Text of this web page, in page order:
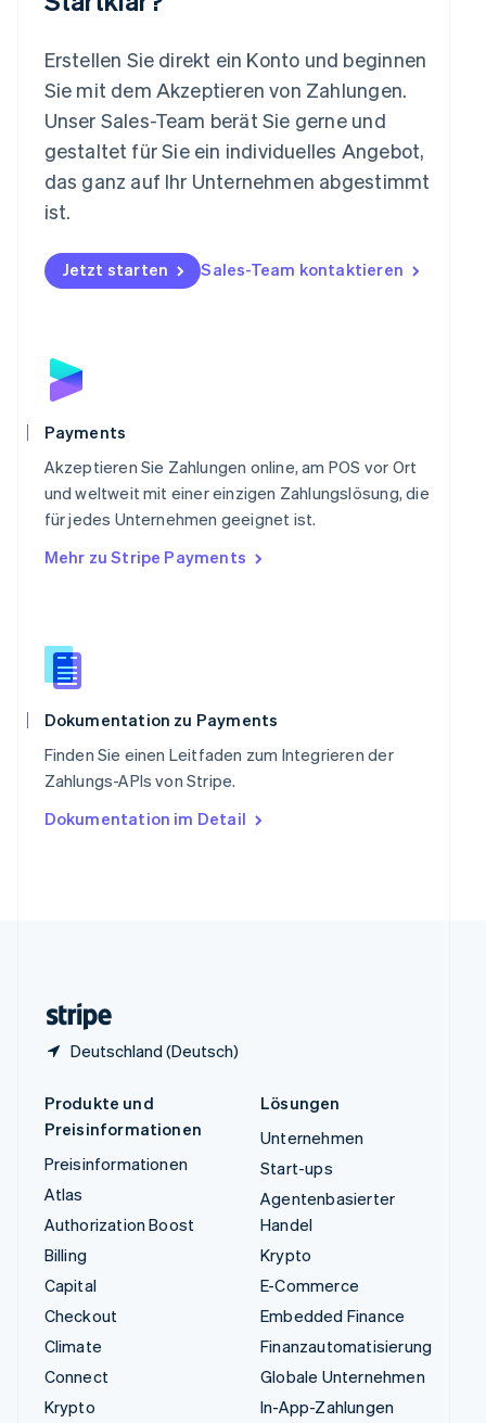
Erstellen Sie direkt ein Konto und beginnen
Sie mit dem Akzeptieren von Zahlungen.
Unser Sales-Team berät Sie gerne und
gestaltet für Sie ein individuelles Angebot,
das ganz auf Ihr Unternehmen abgestimmt
ist.
Jetzt starten Sales-Team kontaktieren
Payments
Akzeptieren Sie Zahlungen online, am POS vor Ort
und weltweit mit einer einzigen Zahlungslösung, die
für jedes Unternehmen geeignet ist.
Mehr zu Stripe Payments
Dokumentation zu Payments
Finden Sie einen Leitfaden zum Integrieren der
Zahlungs-APIs von Stripe.
Dokumentation im Detail
Deutschland (Deutsch)
Español English
Neuseeland
English
Niederlande
Norwegen
English
Polen
English
Portugal
Schweden
Deutsch
Singapur
English 简体中文
Slowakei
English
Slowenien
English
Spanien
Español
Thailand
Tschechische Republik
English
English
Produkte und
Preisinformationen
Preisinformationen
Atlas
Authorization Boost
Billing
Capital
Checkout
Climate
Connect
Krypto
Lösungen
Unternehmen
Start-ups
Agentenbasierter
Handel
Krypto
E-Commerce
Embedded Finance
Finanzautomatisierung
Globale Unternehmen
In-App-Zahlungen